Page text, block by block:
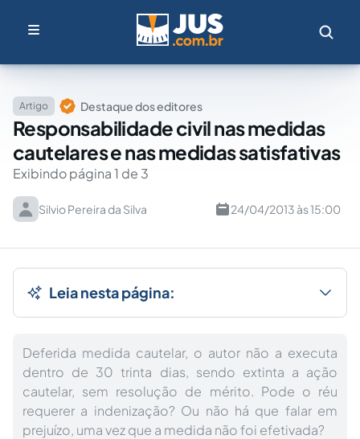
Artigo Destaque dos editores
Responsabilidade civil nas medidas
cautelares e nas medidas satisfativas
Exibindo página 1 de 3
Silvio Pereira da Silva 24/04/2013 às 15:00
Leia nesta página:
Deferida medida cautelar, o autor não a executa
dentro de 30 trinta dias, sendo extinta a ação
cautelar, sem resolução de mérito. Pode o réu
requerer a indenização? Ou não há que falar em
prejuízo, uma vez que a medida não foi efetivada?